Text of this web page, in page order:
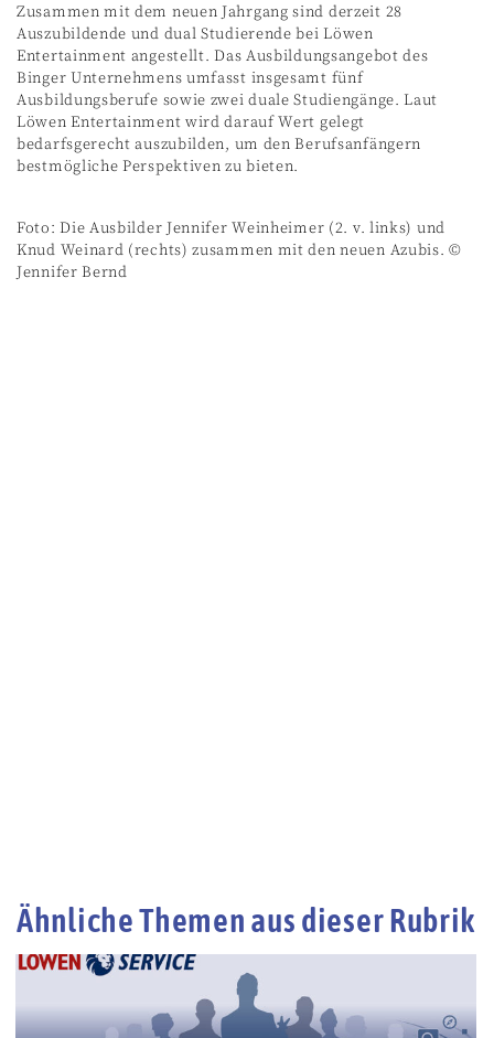
Zusammen mit dem neuen Jahrgang sind derzeit 28
Auszubildende und dual Studierende bei Löwen
Entertainment angestellt. Das Ausbildungsangebot des
Binger Unternehmens umfasst insgesamt fünf
Ausbildungsberufe sowie zwei duale Studiengänge. Laut
Löwen Entertainment wird darauf Wert gelegt
bedarfsgerecht auszubilden, um den Berufsanfängern
bestmögliche Perspektiven zu bieten.
Foto: Die Ausbilder Jennifer Weinheimer (2. v. links) und
Knud Weinard (rechts) zusammen mit den neuen Azubis. ©
Jennifer Bernd
Ähnliche Themen aus dieser Rubrik